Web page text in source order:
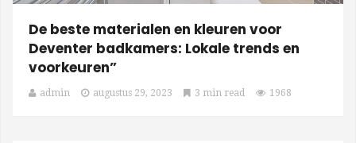
De beste materialen en kleuren voor
Deventer badkamers: Lokale trends en
voorkeuren”
admin augustus 29, 2023 3 min read 1968